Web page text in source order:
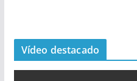
Vídeo destacado